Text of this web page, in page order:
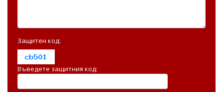
Защитен код:
Въведете защитния код: